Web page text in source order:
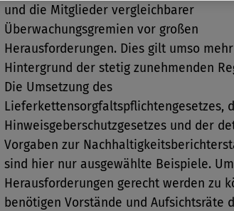
und die Mitglieder vergleichbarer
Überwachungsgremien vor großen
Herausforderungen. Dies gilt umso
Hintergrund der stetig zunehmenden
Die Umsetzung des
Lieferkettensorgfaltspflichtengesetzes,
Hinweisgeberschutzgesetzes und der
Vorgaben zur
sind hier nur ausgewählte Beispiele.
Herausforderungen gerecht werden zu
benötigen Vorstände und Aufsichtsräte